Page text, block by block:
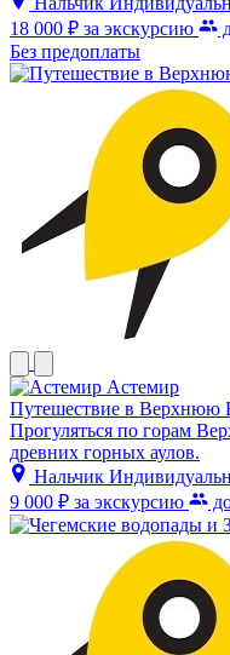
18 000 ₽ за экскурсию
Без предоплаты
Астемир
Путешествие в Верхнюю
Прогуляться по горам
древних горных аулов.
Нальчик
9 000 ₽ за экскурсию